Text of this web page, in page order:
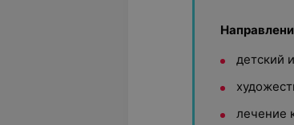
детский
лечение